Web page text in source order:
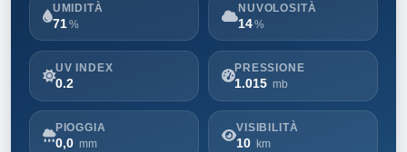
UMIDITÀ
71 %
NUVOLOSITÀ
14%
UV INDEX
0.2
PRESSIONE
1.015 mb
PIOGGIA
0,0 mm
VISIBILITÀ
10 km